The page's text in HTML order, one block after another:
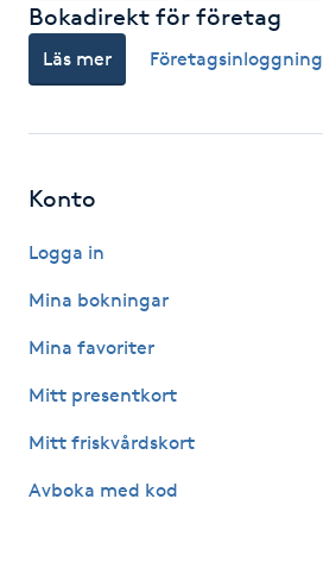
Friskvård
Funktionsanalys
Färgning
Bokadirekt för företag
Läs mer Företagsinloggning
Konto
Logga in
Mina bokningar
Mina favoriter
Mitt presentkort
Mitt friskvårdskort
Avboka med kod